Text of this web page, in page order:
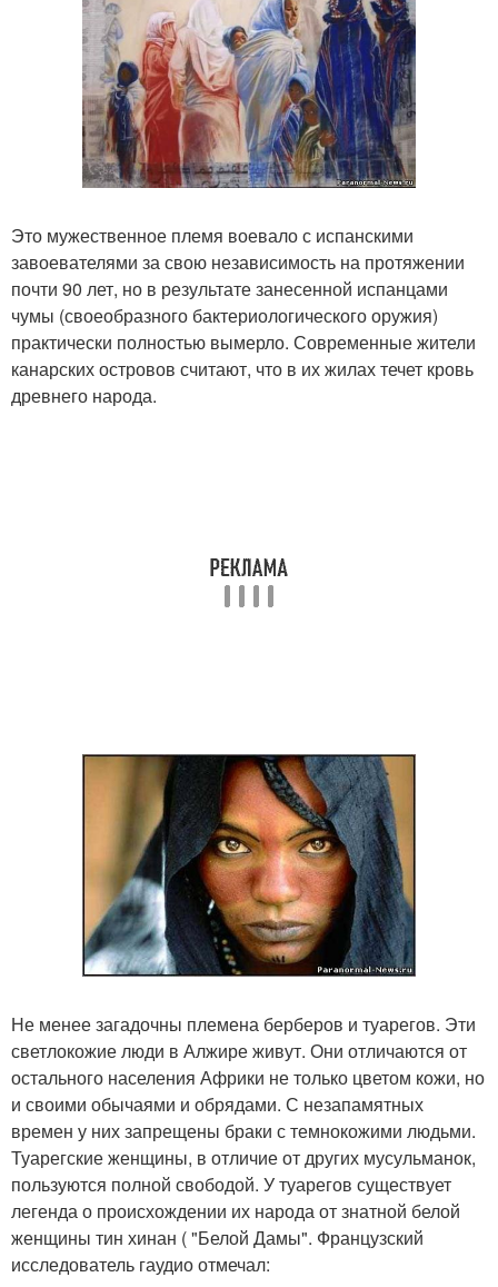
Это мужественное племя воевало с испанскими
завоевателями за свою независимость на протяжении
почти 90 лет, но в результате занесенной испанцами
чумы (своеобразного бактериологического оружия)
практически полностью вымерло. Современные жители
канарских островов считают, что в их жилах течет кровь
древнего народа.
Не менее загадочны племена берберов и туарегов. Эти
светлокожие люди в Алжире живут. Они отличаются от
остального населения Африки не только цветом кожи, но
и своими обычаями и обрядами. С незапамятных
времен у них запрещены браки с темнокожими людьми.
Туарегские женщины, в отличие от других мусульманок,
пользуются полной свободой. У туарегов существует
легенда о происхождении их народа от знатной белой
женщины тин хинан ( "Белой Дамы". Французский
исследователь гаудио отмечал: